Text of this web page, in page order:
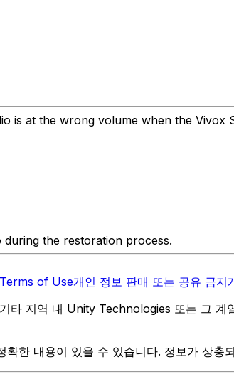
is at the wrong volume when the
the restoration process.
of Use개인 정보 판매 또는 공유 금지
지역 내 Unity Technologies 또는 그 계
한 내용이 있을 수 있습니다. 정보가 상충